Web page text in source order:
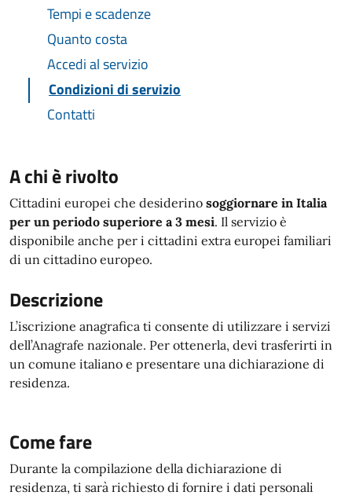
Tempi e scadenze
Quanto costa
Accedi al servizio
Condizioni di servizio
Contatti
A chi è rivolto
Cittadini europei che desiderino soggiornare in Italia
per un periodo superiore a 3 mesi. Il servizio è
disponibile anche per i cittadini extra europei familiari
di un cittadino europeo.
Descrizione
L’iscrizione anagrafica ti consente di utilizzare i servizi
dell’Anagrafe nazionale. Per ottenerla, devi trasferirti in
un comune italiano e presentare una dichiarazione di
residenza.
Come fare
Durante la compilazione della dichiarazione di
residenza, ti sarà richiesto di fornire i dati personali